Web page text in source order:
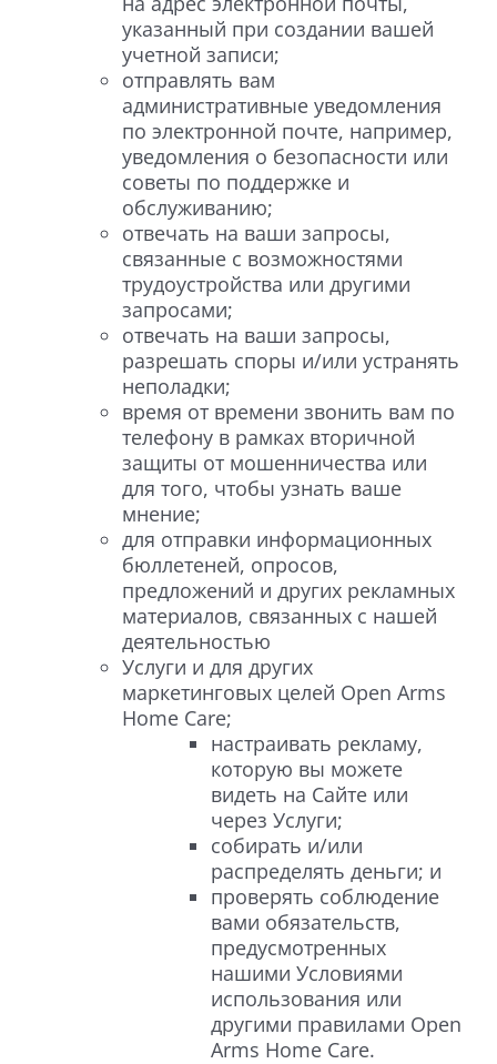
указанный при создании вашей
учетной записи;
отправлять вам
административные уведомления
по электронной почте, например,
уведомления о безопасности или
советы по поддержке и
обслуживанию;
отвечать на ваши запросы,
связанные с возможностями
трудоустройства или другими
запросами;
отвечать на ваши запросы,
разрешать споры и/или устранять
неполадки;
время от времени звонить вам по
телефону в рамках вторичной
защиты от мошенничества или
для того, чтобы узнать ваше
мнение;
для отправки информационных
бюллетеней, опросов,
предложений и других рекламных
материалов, связанных с нашей
деятельностью
Услуги и для других
маркетинговых целей Open Arms
Home Care;
настраивать рекламу,
которую вы можете
видеть на Сайте или
через Услуги;
собирать и/или
распределять деньги; и
проверять соблюдение
вами обязательств,
предусмотренных
нашими Условиями
использования или
другими правилами Open
Arms Home Care.